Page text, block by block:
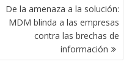
De la amenaza a la solución:
MDM blinda a las empresas
contra las brechas de
información